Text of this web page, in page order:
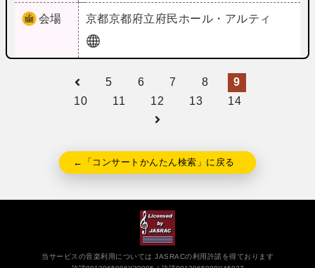
会場 京都京都府立府民ホール・アルティ
5 6 7 8
9
10
11 12 13 14
←「コンサートかんたん検索」に戻る
当サービスの音楽利用については JASRACの利用許諾を得ております